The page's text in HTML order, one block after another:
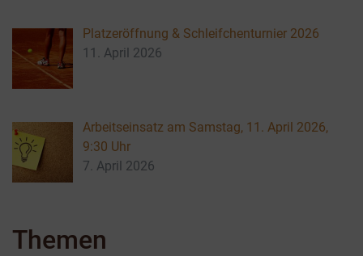
Platzeröffnung & Schleifchenturnier 2026
11. April 2026
Arbeitseinsatz am Samstag, 11. April 2026,
9:30 Uhr
7. April 2026
Themen